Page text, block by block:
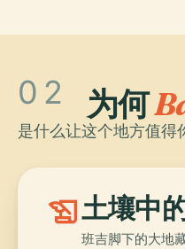
02 为何
是什么让这个地方值得
history_edu土壤中
班吉脚下的大地